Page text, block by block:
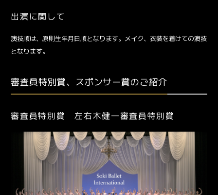
出演に関して
演技順は、原則生年月日順となります。メイク、衣装を着けての演技
となります。
審査員特別賞、スポンサー賞のご紹介
審査員特別賞 左右木健一審査員特別賞